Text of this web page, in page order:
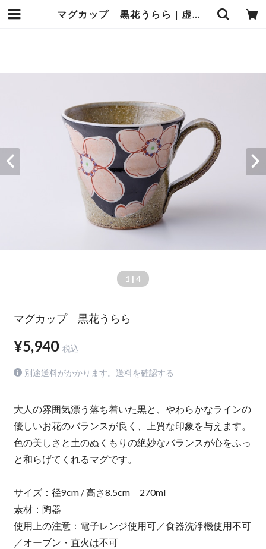
マグカップ 黒花うらら | 虚空蔵窯｜石川県能美市の九谷焼の窯元。九谷焼の製造販売（通販）を行っております。
1 | 4
マグカップ 黒花うらら
¥5,940 税込
別途送料がかかります。 送料を確認する
大人の雰囲気漂う落ち着いた黒と、やわらかなラインの
優しいお花のバランスが良く、上質な印象を与えます。
色の美しさと土のぬくもりの絶妙なバランスが心をふっ
と和らげてくれるマグです。
サイズ：径9cm / 高さ8.5cm 270ml
素材：陶器
使用上の注意：電子レンジ使用可／食器洗浄機使用不可
／オーブン・直火は不可